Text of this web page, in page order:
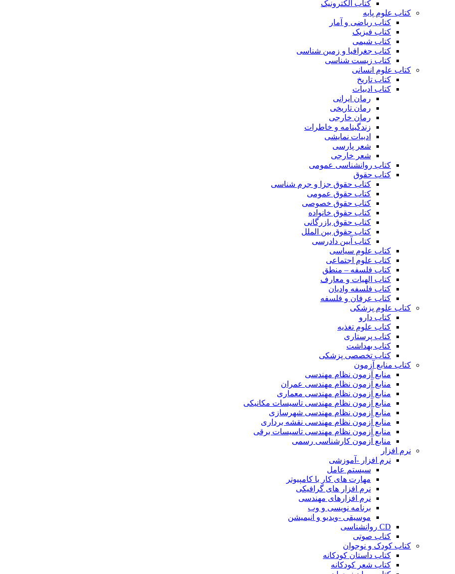
کتاب الکترونیک
کتاب علوم پایه
کتاب ریاضی و آمار
کتاب فیزیک
کتاب شیمی
کتاب جغرافیا و زمین شناسی
کتاب زیست شناسی
کتاب علوم انسانی
کتاب تاریخ
کتاب ادبیات
رمان ایرانی
رمان تاریخی
رمان خارجی
زندگینامه و خاطرات
ادبیات نمایشی
شعر پارسی
شعر خارجی
کتاب روانشناسی عمومی
کتاب حقوق
کتاب حقوق جزا و جرم شناسی
کتاب حقوق عمومی
کتاب حقوق خصوصی
کتاب حقوق خانواده
کتاب حقوق بازرگانی
کتاب حقوق بین الملل
کتاب آیین دادرسی
کتاب علوم سیاسی
کتاب علوم اجتماعی
کتاب فلسفه – منطق
کتاب الهیات و معارف
کتاب فلسفه وادیان
کتاب عرفان و فلسفه
کتاب علوم پزشکی
کتاب دارو
کتاب علوم تغذیه
کتاب پرستاری
کتاب بهداشت
کتاب تخصصی پزشکی
کتاب منابع آزمون
منابع آزمون نظام مهندسی
منابع آزمون نظام مهندسی عمران
منابع آزمون نظام مهندسی معماری
منابع آزمون نظام مهندسی تاسیسات مکانیکی
منابع آزمون نظام مهندسی شهرسازی
منابع آزمون نظام مهندسی نقشه برداری
منابع آزمون نظام مهندسی تاسیسات برقی
منابع آزمون کارشناسی رسمی
نرم افزار
نرم افزار -آموزشی
سیستم عامل
مهارت های کار با کامپیوتر
نرم افزار های گرافیکی
نرم افزارهای مهندسی
برنامه نویسی و وب
موسیقی -ویدیو و انیمیشن
CD روانشناسی
کتاب صوتی
کتاب کودک و نوجوان
کتاب داستان کودکانه
کتاب شعر کودکانه